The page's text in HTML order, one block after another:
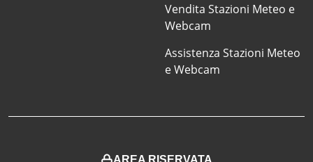
Vendita Stazioni Meteo e
Webcam
Assistenza Stazioni Meteo
e Webcam
AREA RISERVATA